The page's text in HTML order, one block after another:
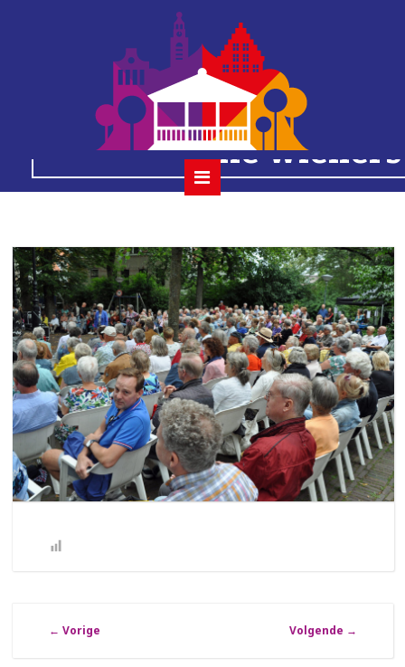
2023-08-13
the wieners
← Vorige Volgende →